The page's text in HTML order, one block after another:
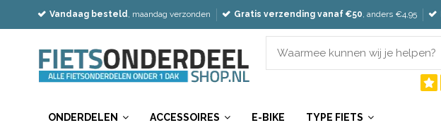
Vandaag besteld, maandag verzonden Gratis verzending vanaf €50, anders €4,95
ONDERDELEN ACCESSOIRES E-BIKE TYPE FIETS